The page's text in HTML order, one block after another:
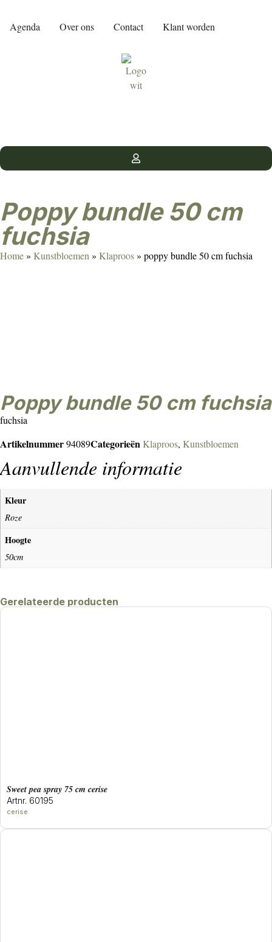
Agenda Over ons Contact Klant worden
poppy bundle 50 cm
fuchsia
Home» Kunstbloemen » Klaproos» poppy bundle 50 cm fuchsia
poppy bundle 50 cm fuchsia
fuchsia
Artikelnummer94089CategorieënKlaproos, Kunstbloemen
Aanvullende informatie
Kleur
Roze
Hoogte
50cm
Gerelateerde producten
sweet pea spray 75 cm cerise
Artnr. 60195
cerise